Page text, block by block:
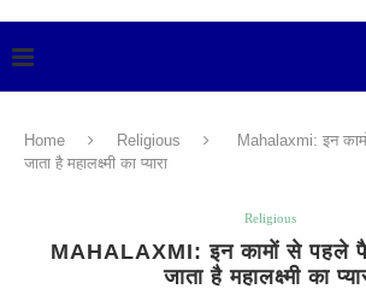
Home Religious
Mahalaxmi: इन
जाता है महालक्ष्मी का प्यारा
Religious
MAHALAXMI: इन कामों से पहले
जाता है महालक्ष्मी का